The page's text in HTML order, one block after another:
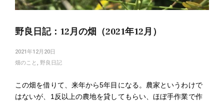
野良日記：12月の畑（2021年12月）
2021年12月20日
畑のこと
野良日記
この畑を借りて、来年から5年目になる。農家というわけで
はないが、1反以上の農地を貸してもらい、ほぼ手作業で作